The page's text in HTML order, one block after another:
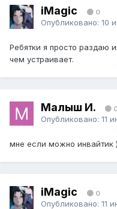
iMagic 0
Опубликовано: 10
Ребятки я просто раздаю
чем устраивает.
Малыш И.
Опубликовано: 11
мне если можно инвайтик
iMagic 0
Опубликовано: 11